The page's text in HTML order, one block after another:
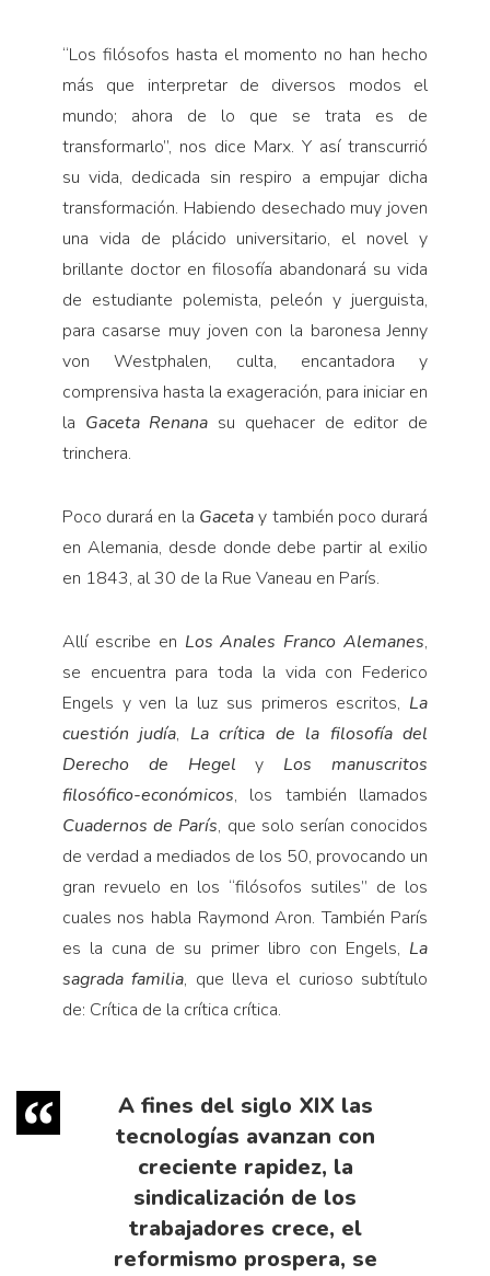
“Los filósofos hasta el momento no han hecho
más que interpretar de diversos modos el
mundo; ahora de lo que se trata es de
transformarlo”, nos dice Marx. Y así transcurrió
su vida, dedicada sin respiro a empujar dicha
transformación. Habiendo desechado muy joven
una vida de plácido universitario, el novel y
brillante doctor en filosofía abandonará su vida
de estudiante polemista, peleón y juerguista,
para casarse muy joven con la baronesa Jenny
von Westphalen, culta, encantadora y
comprensiva hasta la exageración, para iniciar en
la Gaceta Renana su quehacer de editor de
trinchera.
Poco durará en la Gacetay también poco durará
en Alemania, desde donde debe partir al exilio
en 1843, al 30 de la Rue Vaneau en París.
Allí escribe en Los Anales Franco Alemanes,
se encuentra para toda la vida con Federico
Engels y ven la luz sus primeros escritos, La
cuestión judía, La crítica de la filosofía del
Derecho de Hegely Los manuscritos
filosófico-económicos, los también llamados
Cuadernos de París, que solo serían conocidos
de verdad a mediados de los 50, provocando un
gran revuelo en los “filósofos sutiles” de los
cuales nos habla Raymond Aron. También París
es la cuna de su primer libro con Engels, La
sagrada familia, que lleva el curioso subtítulo
de: Crítica de la crítica crítica.
A fines del siglo XIX las
tecnologías avanzan con
creciente rapidez, la
sindicalización de los
trabajadores crece, el
reformismo prospera, se